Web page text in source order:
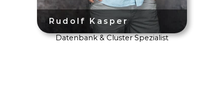
Datenbank & Cluster Spezialist